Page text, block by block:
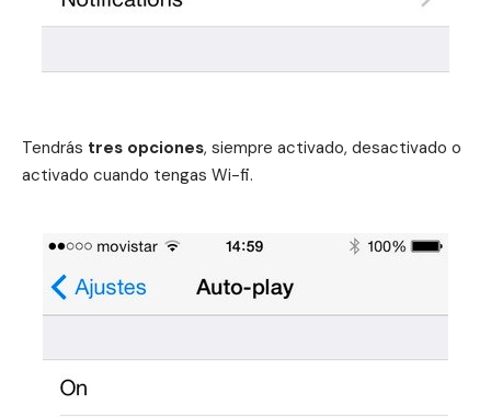
Tendrás tres opciones, siempre activado, desactivado o
activado cuando tengas Wi-fi.